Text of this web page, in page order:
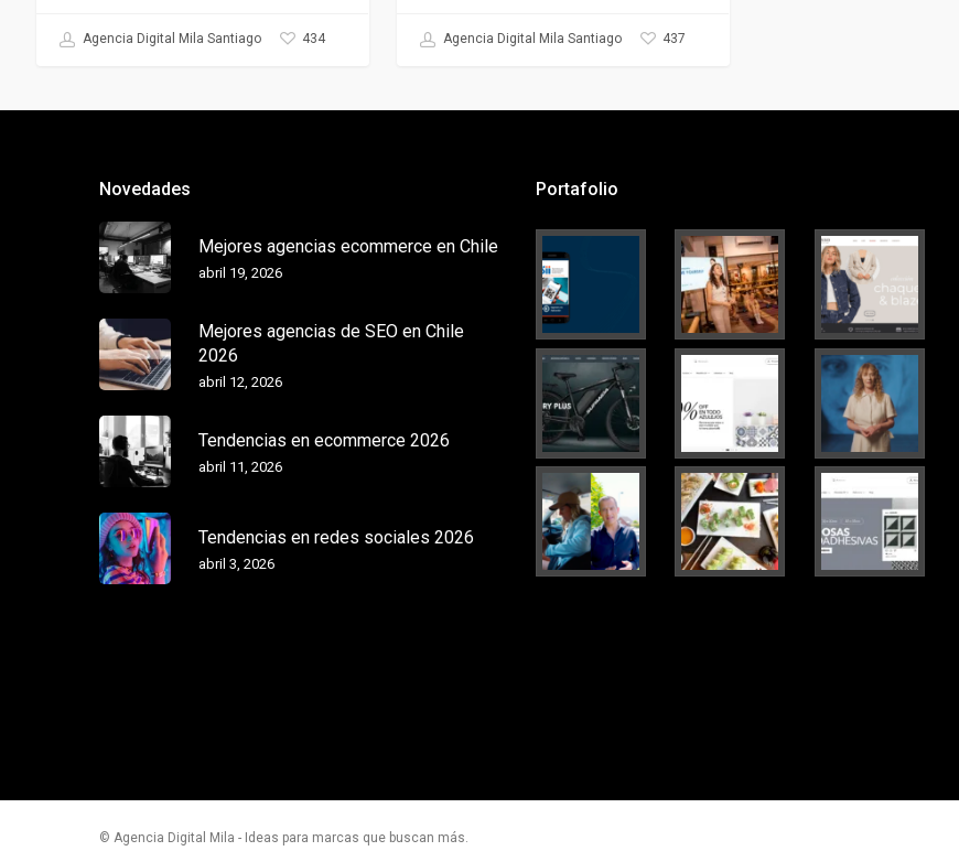
Agencia Digital Mila Santiago 434 Agencia Digital Mila Santiago 437
Novedades
Mejores agencias ecommerce en Chile
abril 19, 2026
Mejores agencias de SEO en Chile
2026
abril 12, 2026
Tendencias en ecommerce 2026
abril 11, 2026
Tendencias en redes sociales 2026
abril 3, 2026
Portafolio
© Agencia Digital Mila - Ideas para marcas que buscan más.